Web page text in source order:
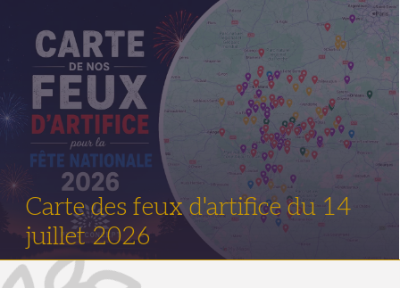
Carte des feux d'artifice du 14
juillet 2026